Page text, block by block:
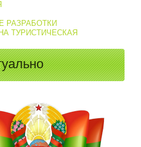
РАЗРАБОТКИ
ТУРИСТИЧЕСКАЯ